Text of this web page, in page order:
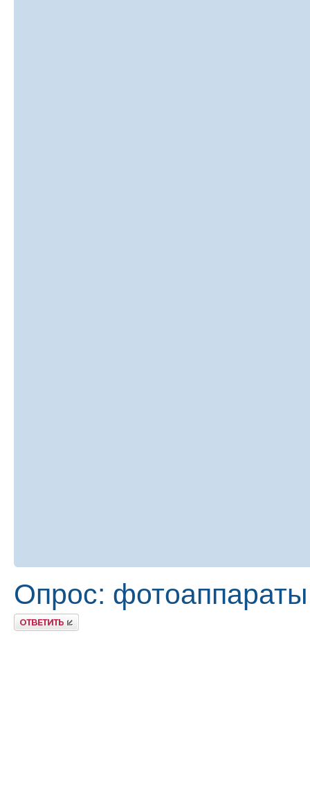
Опрос:
Ответить